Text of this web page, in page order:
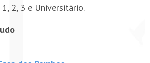
2, 3 e Universitário.